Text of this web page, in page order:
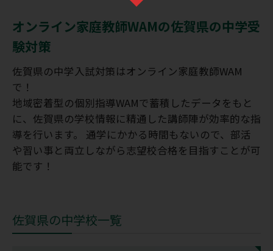
オンライン家庭教師WAMの佐賀県の中学受
験対策
佐賀県の中学入試対策はオンライン家庭教師WAM
で！
地域密着型の個別指導WAMで蓄積したデータをもと
に、佐賀県の学校情報に精通した講師陣が効率的な指
導を行います。 通学にかかる時間もないので、部活
や習い事と両立しながら志望校合格を目指すことが可
能です！
佐賀県の中学校一覧